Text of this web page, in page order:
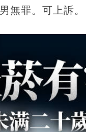
無罪。可上訴。